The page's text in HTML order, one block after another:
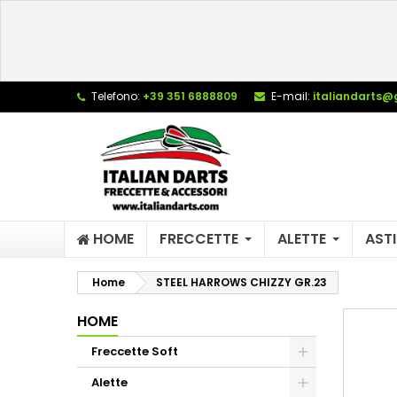
Telefono: +39 351 6888809 E-mail:
HOME FRECCETTE ALETTE
Home STEEL HARROWS CHIZZY GR.23
HOME
Freccette Soft
Alette
add_circle_outline